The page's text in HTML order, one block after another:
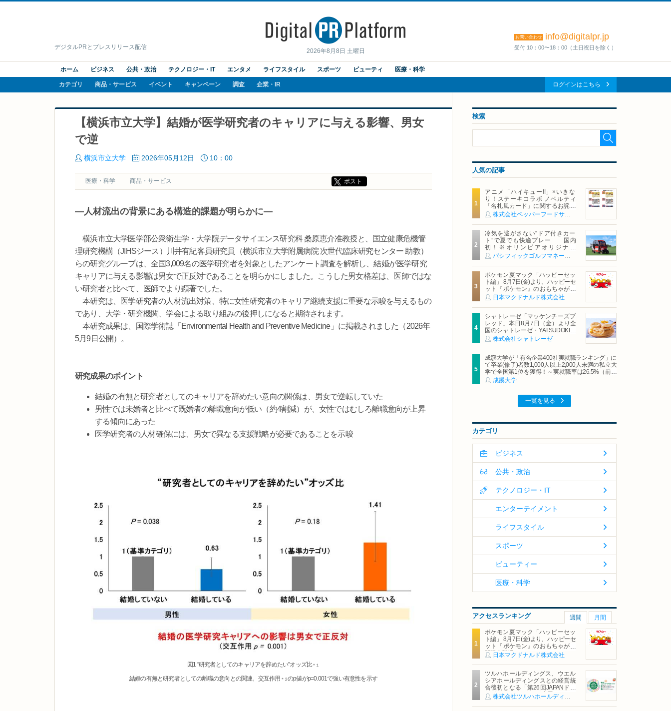
2026年8月8日 土曜日
デジタルPRとプレスリリース配信
お問い合わせ info@digitalpr.jp
受付 10：00〜18：00（土日祝日を除く）
ホーム ビジネス 公共・政治 テクノロジー・IT エンタメ ライフスタイル スポーツ ビューティ 医療・科学
カテゴリ 商品・サービス イベント キャンペーン 調査 企業・IR ログインはこちら
【横浜市立大学】結婚が医学研究者のキャリアに与える影響、男女
で逆
横浜市立大学 2026年05月12日 10：00
医療・科学 商品・サービス ポスト
―人材流出の背景にある構造的課題が明らかに―
横浜市立大学医学部公衆衛生学・大学院データサイエンス研究科 桑原恵介准教授と、国立健康危機管
理研究機構（JIHSジース）川井有紀客員研究員（横浜市立大学附属病院 次世代臨床研究センター 助教）
らの研究グループは、全国3,009名の医学研究者を対象としたアンケート調査を解析し、結婚が医学研究
キャリアに与える影響は男女で正反対であることを明らかにしました。こうした男女格差は、医師ではな
い研究者と比べて、医師でより顕著でした。
本研究は、医学研究者の人材流出対策、特に女性研究者のキャリア継続支援に重要な示唆を与えるもの
であり、大学・研究機関、学会による取り組みの後押しになると期待されます。
本研究成果は、国際学術誌「Environmental Health and Preventive Medicine」に掲載されました（2026年
5月9日公開）。
研究成果のポイント
結婚の有無と研究者としてのキャリアを辞めたい意向の関係は、男女で逆転していた
男性では未婚者と比べて既婚者の離職意向が低い（約4割減）が、女性ではむしろ離職意向が上昇
する傾向にあった
医学研究者の人材確保には、男女で異なる支援戦略が必要であることを示唆
図1 ”研究者としてのキャリアを辞めたい”オッズ比＊１
結婚の有無と研究者としての離職の意向との関連。交互作用 ＊２のp値がp=0.001で強い有意性を示す
検索
人気の記事
アニメ「ハイキュー!!」×いきな
り！ステーキコラボ ノベルティ
「名札風カード」に関するお詫び
および交換対応についてのご案内
冷気を逃がさない“ドア付きカー
ト”で夏でも快適プレー 国内
初！※オリンピアオリジナル
「AirCon Cart（エアコンカー
ト）」導入 | ＰＧＭ
ポケモン夏マック「ハッピーセッ
ト編」 8月7日(金)より、ハッピーセ
ット『ポケモン』のおもちゃが期
間限定登場
日本マクドナルド株式会社
シャトレーゼ「マッケンチーズブ
レッド」本日8月7日（金）より全
国のシャトレーゼ・YATSUDOKIで
発売株式会社シャトレーゼ
成蹊大学が「有名企業400社実就職ランキング」に
て卒業(修了)者数1,000人以上2,000人未満の私立大
学で全国第1位を獲得！～実就職率は26.5%（前年
比＋4.3pt）に伸長、東京の私立大学でも10位にラ
ンクイン～
成蹊大学
一覧を見る
カテゴリ
ビジネス
公共・政治
テクノロジー・IT
エンターテイメント
ライフスタイル
スポーツ
ビューティー
医療・科学
アクセスランキング 週間 月間
ポケモン夏マック「ハッピーセッ
ト編」 8月7日(金)より、ハッピーセ
ット『ポケモン』のおもちゃが期
間限定登場
日本マクドナルド株式会社
ツルハホールディングス、ウエル
シアホールディングスとの経営統
合後初となる「第26回JAPANドラ
ッグストアショー」に出展